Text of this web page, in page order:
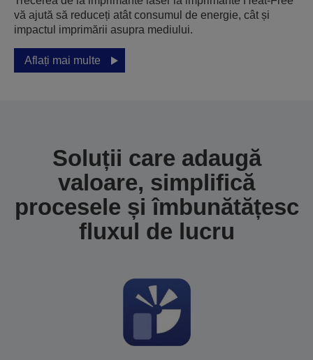
vă ajută să reduceți atât consumul de energie, cât și
impactul imprimării asupra mediului.
Aflați mai multe
Soluții care adaugă
valoare, simplifică
procesele și îmbunătățesc
fluxul de lucru